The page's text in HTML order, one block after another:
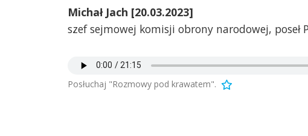
Michał Jach [20.03.2023]
szef sejmowej komisji obrony narodowej, poseł
Posłuchaj "Rozmowy pod krawatem".